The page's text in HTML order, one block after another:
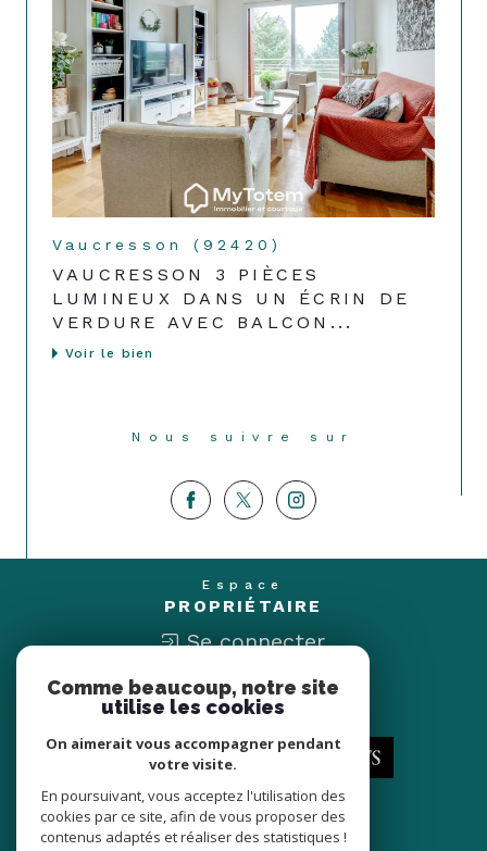
Vaucresson (92420)
VAUCRESSON 3 PIÈCES
LUMINEUX DANS UN ÉCRIN DE
VERDURE AVEC BALCON...
Voir le bien
Nous suivre sur
Espace
PROPRIÉTAIRE
Se connecter
Nous
ADHÉRONS
Comme beaucoup, notre site
utilise les cookies
On aimerait vous accompagner pendant
votre visite.
En poursuivant, vous acceptez l'utilisation des
cookies par ce site, afin de vous proposer des
contenus adaptés et réaliser des statistiques !